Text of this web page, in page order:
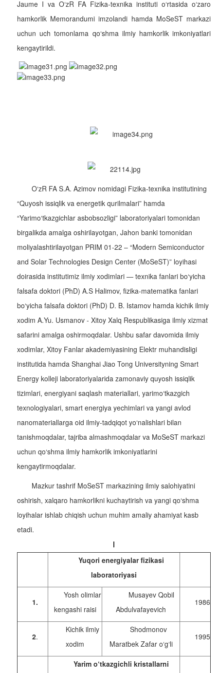
Jaume I va O‘zR FA Fizika-texnika instituti o‘rtasida o‘zaro
hamkorlik Memorandumi imzolandi hamda MoSeST markazi
uchun uch tomonlama qo‘shma ilmiy hamkorlik imkoniyatlari
kengaytirildi.
O‘zR FA S.A. Azimov nomidagi Fizika-texnika institutining
“Quyosh issiqlik va energetik qurilmalari” hamda
“Yarimo‘tkazgichlar asbobsozligi” laboratoriyalari tomonidan
birgalikda amalga oshirilayotgan, Jahon banki tomonidan
moliyalashtirilayotgan PRIM 01-22 – “Modern Semiconductor
and Solar Technologies Design Center (MoSeST)” loyihasi
doirasida institutimiz ilmiy xodimlari — texnika fanlari bo‘yicha
falsafa doktori (PhD) A.S Halimov, fizika-matematika fanlari
bo‘yicha falsafa doktori (PhD) D. B. Istamov hamda kichik ilmiy
xodim A.Yu. Usmanov - Xitoy Xalq Respublikasiga ilmiy xizmat
safarini amalga oshirmoqdalar. Ushbu safar davomida ilmiy
xodimlar, Xitoy Fanlar akademiyasining Elektr muhandisligi
institutida hamda Shanghai Jiao Tong Universityning Smart
Energy kolleji laboratoriyalarida zamonaviy quyosh issiqlik
tizimlari, energiyani saqlash materiallari, yarimo‘tkazgich
texnologiyalari, smart energiya yechimlari va yangi avlod
nanomateriallarga oid ilmiy-tadqiqot yo‘nalishlari bilan
tanishmoqdalar, tajriba almashmoqdalar va MoSeST markazi
uchun qo‘shma ilmiy hamkorlik imkoniyatlarini
kengaytirmoqdalar.
Mazkur tashrif MoSeST markazining ilmiy salohiyatini
oshirish, xalqaro hamkorlikni kuchaytirish va yangi qo‘shma
loyihalar ishlab chiqish uchun muhim amaliy ahamiyat kasb
etadi.
Yuqori energiyalar fizikasi
laboratoriyasi
1.
Yosh olimlar
kengashi raisi
Musayev Qobil
Abdulvafayevich
1986
2.
Kichik ilmiy
xodim
Shodmonov
Maratbek Zafar o‘g‘li
1995
Yarim o‘tkazgichli kristallarni